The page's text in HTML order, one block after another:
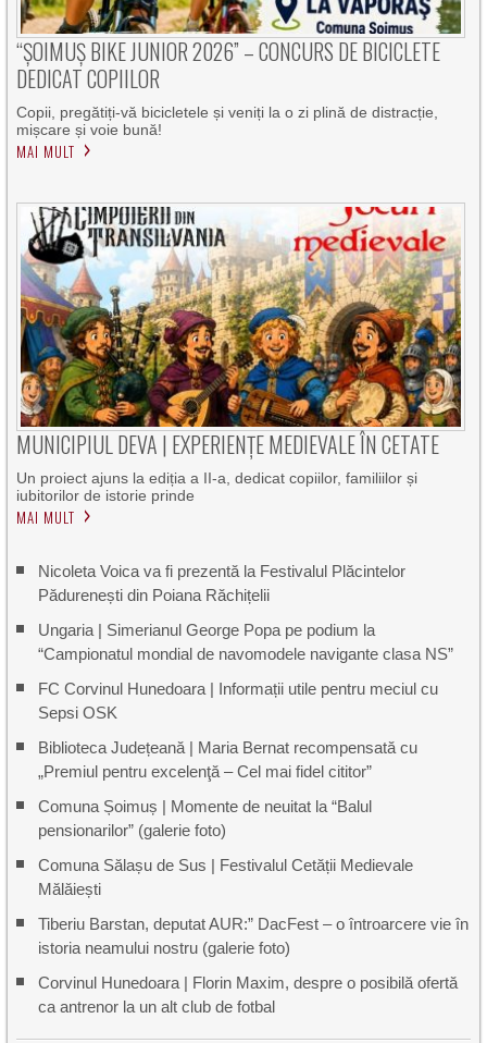
“ȘOIMUȘ BIKE JUNIOR 2026” – CONCURS DE BICICLETE
DEDICAT COPIILOR
Copii, pregătiți-vă bicicletele și veniți la o zi plină de distracție,
mișcare și voie bună!
MAI MULT
MUNICIPIUL DEVA | EXPERIENȚE MEDIEVALE ÎN CETATE
Un proiect ajuns la ediția a II-a, dedicat copiilor, familiilor și
iubitorilor de istorie prinde
MAI MULT
Nicoleta Voica va fi prezentă la Festivalul Plăcintelor
Pădurenești din Poiana Răchițelii
Ungaria | Simerianul George Popa pe podium la
“Campionatul mondial de navomodele navigante clasa NS”
FC Corvinul Hunedoara | Informații utile pentru meciul cu
Sepsi OSK
Biblioteca Județeană | Maria Bernat recompensată cu
„Premiul pentru excelenţă – Cel mai fidel cititor”
Comuna Șoimuș | Momente de neuitat la “Balul
pensionarilor” (galerie foto)
Comuna Sălașu de Sus | Festivalul Cetății Medievale
Mălăiești
Tiberiu Barstan, deputat AUR:” DacFest – o întroarcere vie în
istoria neamului nostru (galerie foto)
Corvinul Hunedoara | Florin Maxim, despre o posibilă ofertă
ca antrenor la un alt club de fotbal